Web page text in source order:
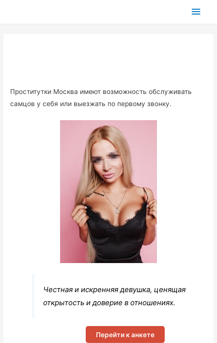
Проститутки Москва имеют возможность обслуживать
самцов у себя или выезжать по первому звонку.
Честная и искренняя девушка, ценящая
открытость и доверие в отношениях.
Перейти к анкете